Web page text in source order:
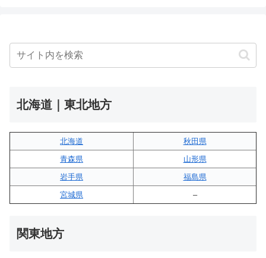
北海道｜東北地方
北海道
秋田県
青森県
山形県
岩手県
福島県
宮城県
–
関東地方